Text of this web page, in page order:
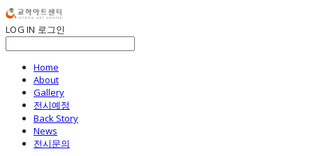
LOG IN 로그인
Home
About
Gallery
전시예정
Back Story
News
전시문의